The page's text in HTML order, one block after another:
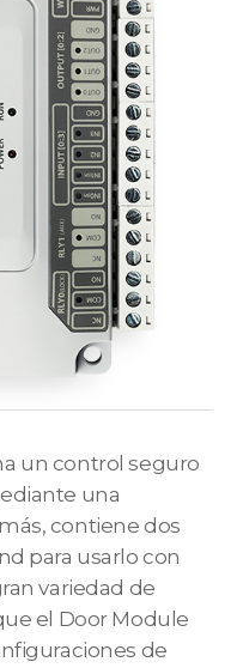
un control seguro
una
contiene dos
para usarlo con
variedad de
el Door Module
de